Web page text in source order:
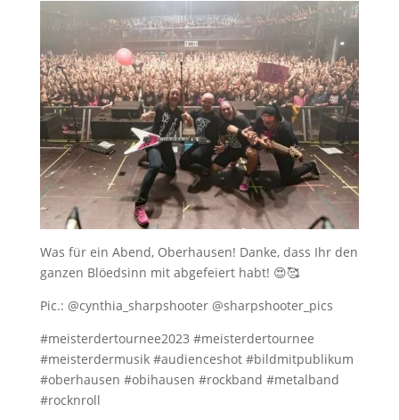
Was für ein Abend, Oberhausen! Danke, dass Ihr den
ganzen Blöedsinn mit abgefeiert habt! 😍🥰
Pic.: @cynthia_sharpshooter @sharpshooter_pics
#meisterdertournee2023 #meisterdertournee
#meisterdermusik #audienceshot #bildmitpublikum
#oberhausen #obihausen #rockband #metalband
#rocknroll